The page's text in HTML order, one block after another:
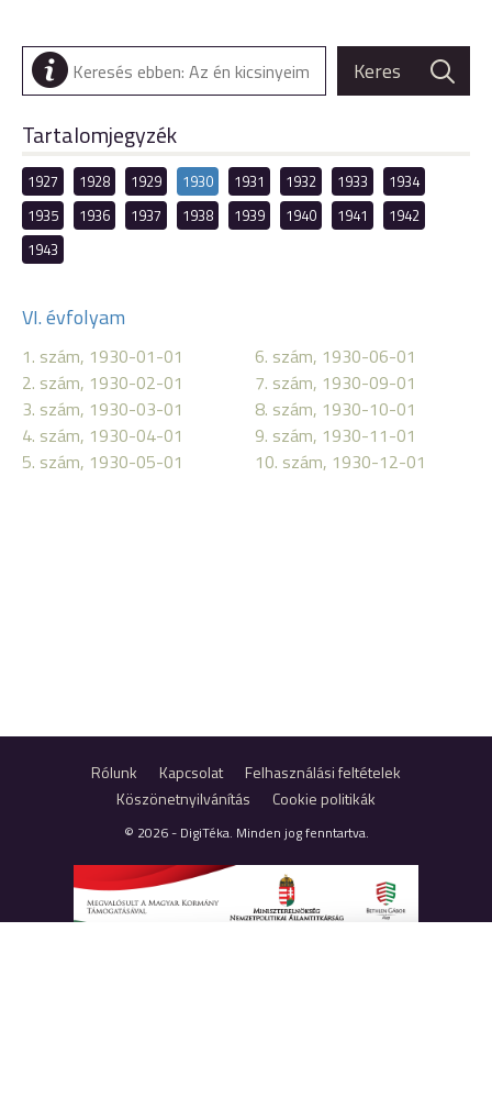
Tartalomjegyzék
1927 1928 1929 1930 1931 1932 1933
1934
1935
1936 1937 1938 1939 1940 1941
1942
1943
VI. évfolyam
1. szám, 1930-01-01
2. szám, 1930-02-01
3. szám, 1930-03-01
4. szám, 1930-04-01
5. szám, 1930-05-01
6. szám, 1930-06-01
7. szám, 1930-09-01
8. szám, 1930-10-01
9. szám, 1930-11-01
10. szám, 1930-12-01
Rólunk Kapcsolat
Felhasználási feltételek
Köszönetnyilvánítás
Cookie politikák
© 2026 - DigiTéka. Minden jog fenntartva.